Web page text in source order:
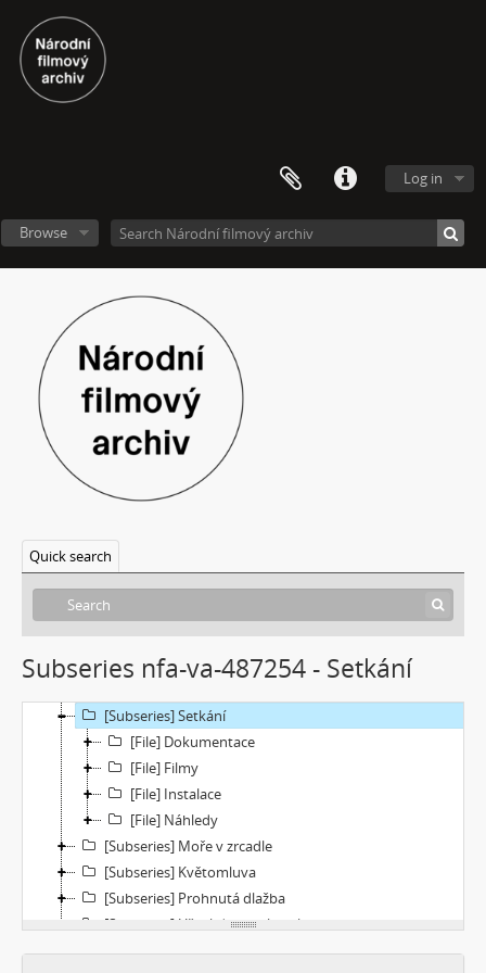
Log in
Browse
Quick search
Subseries nfa-va-487254 - Setkání
[Fonds] Videoarchiv
[Subseries] Molo a vlak
[Subseries] ARCO – Aneb český videoart proniká do světa
[Subseries] Věž – Věž I., Věž II.
[Subseries] Talk & Twerk
[Subseries] Tanec na ruinách muzea
[Subseries] Pocta Fafejtovi 02
[Subseries] Skála u Humpolce
[Subseries] Underground
[Subseries] Rokle
[Subseries] O ničem jiném
[Subseries] Setkání
[File] Dokumentace
[File] Filmy
[File] Instalace
[File] Náhledy
[Subseries] Moře v zrcadle
[Subseries] Květomluva
[Subseries] Prohnutá dlažba
[Subseries] Už nikdy tenhle balvan
[Subseries] Hranice – otázka bez odpovědi